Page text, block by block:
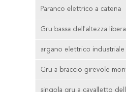
Paranco elettrico a catena
Gru bassa dell'altezza libera
argano elettrico industriale